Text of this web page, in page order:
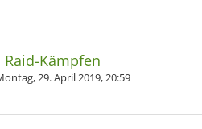
Kämpfen
29. April 2019, 20:59